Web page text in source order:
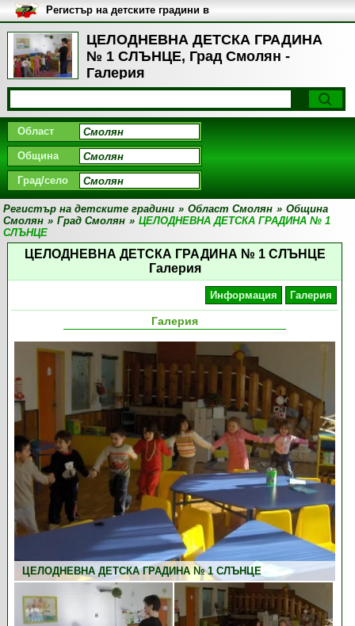
ЦЕЛОДНЕВНА ДЕТСКА ГРАДИНА
№ 1 СЛЪНЦЕ, Град Смолян -
Галерия
Регистър на детските градини в
България
Област
Община
Град/село
Регистър на детските градини » Област Смолян » Община
Смолян » Град Смолян » ЦЕЛОДНЕВНА ДЕТСКА ГРАДИНА № 1
СЛЪНЦЕ
ЦЕЛОДНЕВНА ДЕТСКА ГРАДИНА № 1 СЛЪНЦЕ
Галерия
Информация Галерия
Галерия
ЦЕЛОДНЕВНА ДЕТСКА ГРАДИНА № 1 СЛЪНЦЕ